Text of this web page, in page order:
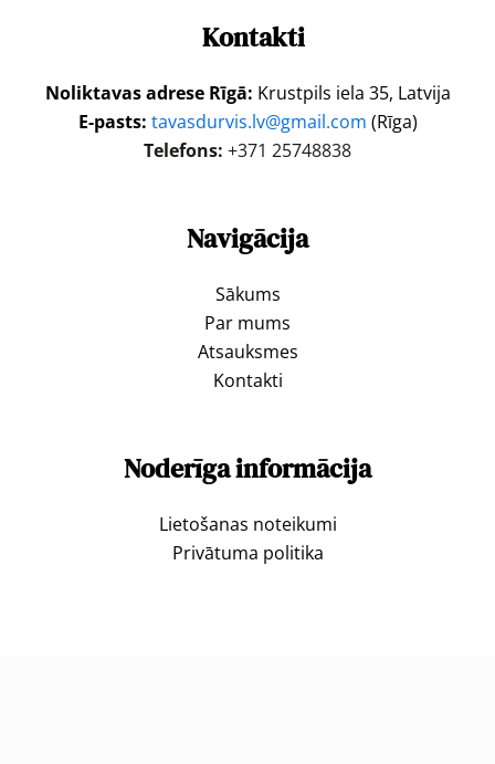
Kontakti
Noliktavas adrese Rīgā: Krustpils iela 35, Latvija
E-pasts: tavasdurvis.lv@gmail.com (Rīga)
Telefons: +371 25748838
Navigācija
Sākums
Par mums
Atsauksmes
Kontakti
Noderīga informācija
Lietošanas noteikumi
Privātuma politika